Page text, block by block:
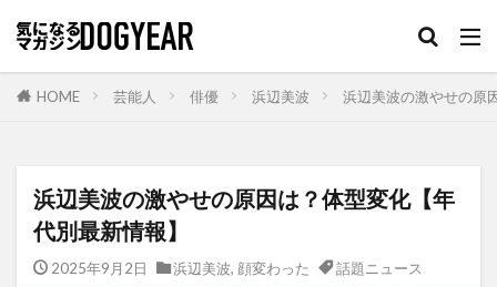
HOME 芸能人 俳優 浜辺美波 浜辺美波の激やせの原
浜辺美波の激やせの原因は？体型変化【年
代別最新情報】
2025年9月2日 浜辺美波, 顔変わった 話題ニュース